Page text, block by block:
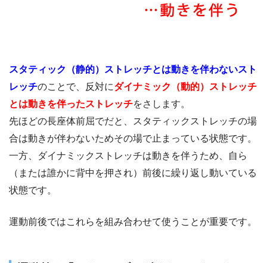
スタティック（静的）ストレッチとは動きを伴わないスト
レッチのことで、反対にダイナミック（動的）ストレッチ
とは動きを伴ったストレッチをさします。
先ほどの長座体前屈でだと、スタティックストレッチの場
合は動きが伴わないためその場で止まっている状態です。
一方、ダイナミックストレッチは動きを伴うため、自ら
（または誰かに背中を押され）前後に繰り返し動いている
状態です。
運動前後ではこれらを組み合わせて使うことが重要です。